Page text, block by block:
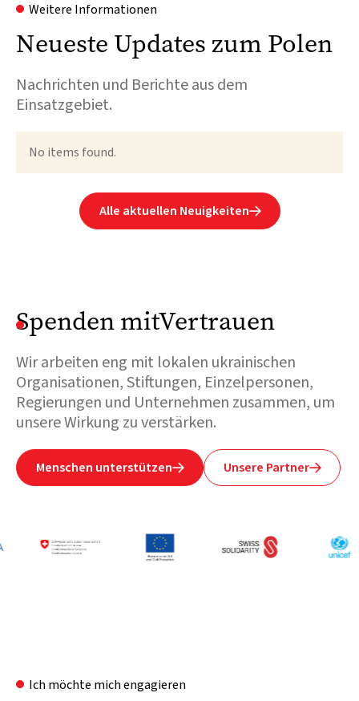
Weitere Informationen
Neueste Updates zum Polen
Nachrichten und Berichte aus dem
Einsatzgebiet.
No items found.
Alle aktuellen Neuigkeiten
Spenden mitVertrauen
Wir arbeiten eng mit lokalen ukrainischen
Organisationen, Stiftungen, Einzelpersonen,
Regierungen und Unternehmen zusammen, um
unsere Wirkung zu verstärken.
Menschen unterstützen Unsere Partner
Ich möchte mich engagieren